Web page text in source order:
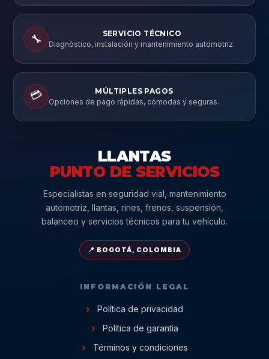
🔧
SERVICIO TÉCNICO
Diagnóstico, instalación y mantenimiento automotriz.
💳
MÚLTIPLES PAGOS
Opciones de pago rápidas, cómodas y seguras.
LLANTAS
PUNTO DE SERVICIOS
Especialistas en seguridad vial, mantenimiento
automotriz, llantas, rines, frenos, suspensión,
balanceo y servicios técnicos para tu vehículo.
📍 BOGOTÁ, COLOMBIA
INFORMACIÓN LEGAL
Política de privacidad
Política de garantía
Términos y condiciones